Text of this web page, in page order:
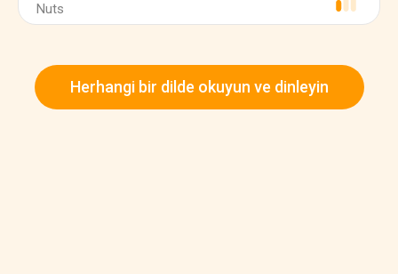
Nuts
Herhangi bir dilde okuyun ve dinleyin